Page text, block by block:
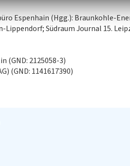
Espenhain (Hgg.): Braunkohle-
Südraum Journal 15.
(GND: 2125058-3)
(GND: 1141617390)